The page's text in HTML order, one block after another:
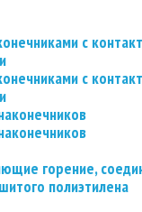
с
с
горение,
полиэтилена